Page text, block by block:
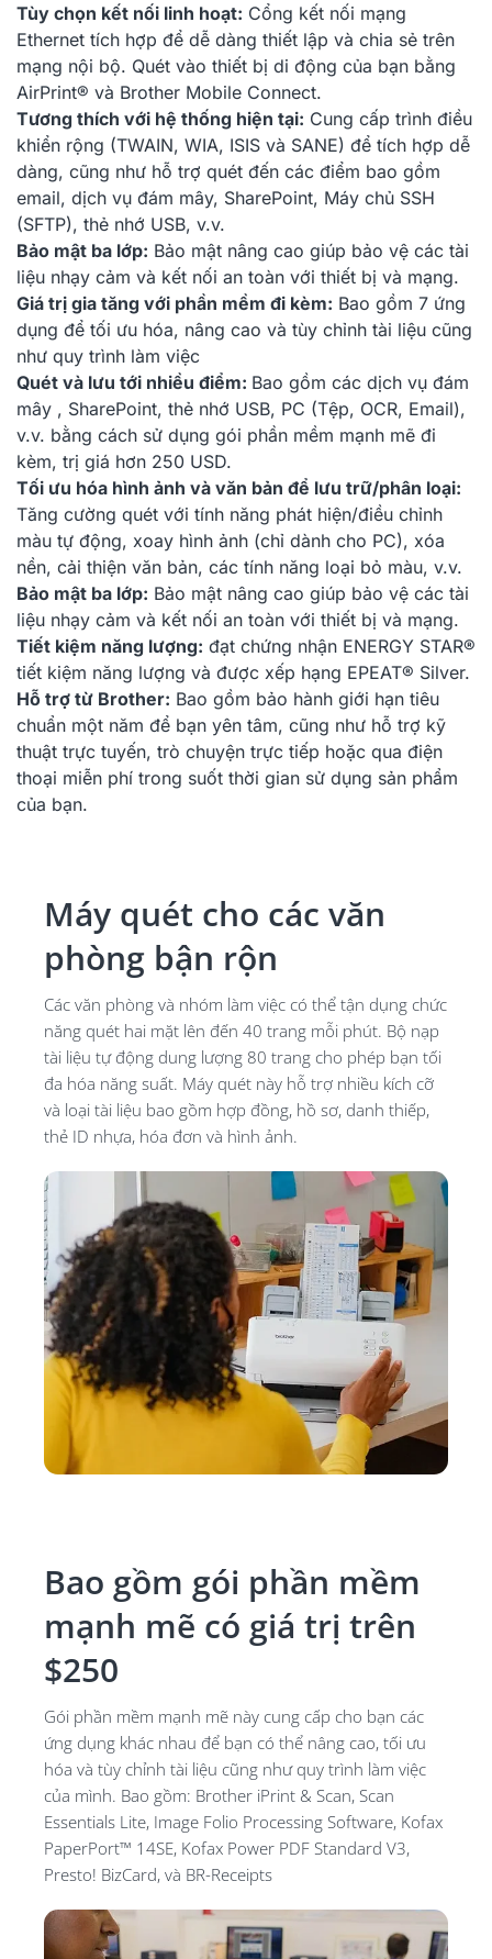
Tùy chọn kết nối linh hoạt: Cổng kết nối mạng
Ethernet tích hợp để dễ dàng thiết lập và chia sẻ trên
mạng nội bộ. Quét vào thiết bị di động của bạn bằng
AirPrint® và Brother Mobile Connect.
Tương thích với hệ thống hiện tại: Cung cấp trình điều
khiển rộng (TWAIN, WIA, ISIS và SANE) để tích hợp dễ
dàng, cũng như hỗ trợ quét đến các điểm bao gồm
email, dịch vụ đám mây, SharePoint, Máy chủ SSH
(SFTP), thẻ nhớ USB, v.v.
Bảo mật ba lớp: Bảo mật nâng cao giúp bảo vệ các tài
liệu nhạy cảm và kết nối an toàn với thiết bị và mạng.
Giá trị gia tăng với phần mềm đi kèm: Bao gồm 7 ứng
dụng để tối ưu hóa, nâng cao và tùy chỉnh tài liệu cũng
như quy trình làm việc
Quét và lưu tới nhiều điểm: Bao gồm các dịch vụ đám
mây , SharePoint, thẻ nhớ USB, PC (Tệp, OCR, Email),
v.v. bằng cách sử dụng gói phần mềm mạnh mẽ đi
kèm, trị giá hơn 250 USD.
Tối ưu hóa hình ảnh và văn bản để lưu trữ/phân loại:
Tăng cường quét với tính năng phát hiện/điều chỉnh
màu tự động, xoay hình ảnh (chỉ dành cho PC), xóa
nền, cải thiện văn bản, các tính năng loại bỏ màu, v.v.
Bảo mật ba lớp: Bảo mật nâng cao giúp bảo vệ các tài
liệu nhạy cảm và kết nối an toàn với thiết bị và mạng.
Tiết kiệm năng lượng: đạt chứng nhận ENERGY STAR®
tiết kiệm năng lượng và được xếp hạng EPEAT® Silver.
Hỗ trợ từ Brother: Bao gồm bảo hành giới hạn tiêu
chuẩn một năm để bạn yên tâm, cũng như hỗ trợ kỹ
thuật trực tuyến, trò chuyện trực tiếp hoặc qua điện
thoại miễn phí trong suốt thời gian sử dụng sản phẩm
của bạn.
Máy quét cho các văn
phòng bận rộn
Các văn phòng và nhóm làm việc có thể tận dụng chức
năng quét hai mặt lên đến 40 trang mỗi phút. Bộ nạp
tài liệu tự động dung lượng 80 trang cho phép bạn tối
đa hóa năng suất. Máy quét này hỗ trợ nhiều kích cỡ
và loại tài liệu bao gồm hợp đồng, hồ sơ, danh thiếp,
thẻ ID nhựa, hóa đơn và hình ảnh.
Bao gồm gói phần mềm
mạnh mẽ có giá trị trên
$250
Gói phần mềm mạnh mẽ này cung cấp cho bạn các
ứng dụng khác nhau để bạn có thể nâng cao, tối ưu
hóa và tùy chỉnh tài liệu cũng như quy trình làm việc
của mình. Bao gồm: Brother iPrint & Scan, Scan
Essentials Lite, Image Folio Processing Software, Kofax
PaperPort™ 14SE, Kofax Power PDF Standard V3,
Presto! BizCard, và BR-Receipts